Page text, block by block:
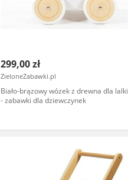
299,00 zł
ZieloneZabawki.pl
Biało-brązowy wózek z drewna dla lalki
- zabawki dla dziewczynek